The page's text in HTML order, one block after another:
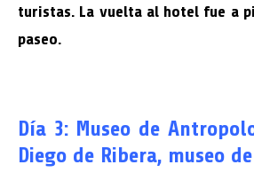
turistas. La vuelta al hotel fue a
paseo.
Día 3: Museo de
Diego de Ribera, museo